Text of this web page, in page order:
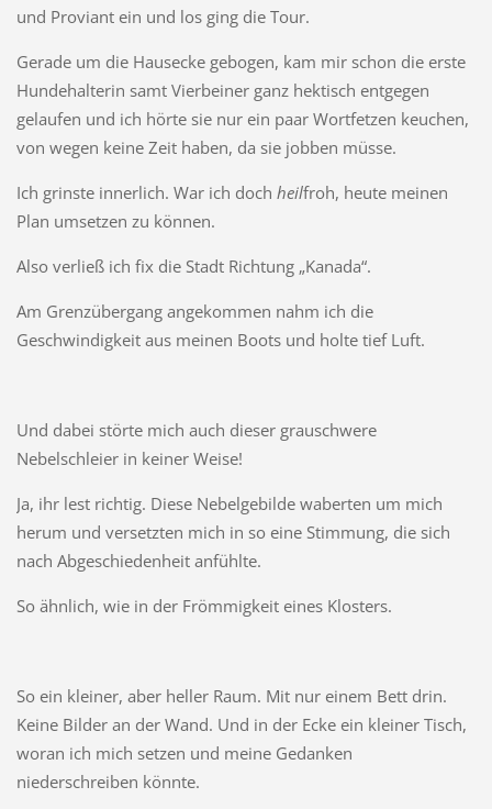
und Proviant ein und los ging die Tour.
Gerade um die Hausecke gebogen, kam mir schon die erste
Hundehalterin samt Vierbeiner ganz hektisch entgegen
gelaufen und ich hörte sie nur ein paar Wortfetzen keuchen,
von wegen keine Zeit haben, da sie jobben müsse.
Ich grinste innerlich. War ich doch heilfroh, heute meinen
Plan umsetzen zu können.
Also verließ ich fix die Stadt Richtung „Kanada“.
Am Grenzübergang angekommen nahm ich die
Geschwindigkeit aus meinen Boots und holte tief Luft.
Und dabei störte mich auch dieser grauschwere
Nebelschleier in keiner Weise!
Ja, ihr lest richtig. Diese Nebelgebilde waberten um mich
herum und versetzten mich in so eine Stimmung, die sich
nach Abgeschiedenheit anfühlte.
So ähnlich, wie in der Frömmigkeit eines Klosters.
So ein kleiner, aber heller Raum. Mit nur einem Bett drin.
Keine Bilder an der Wand. Und in der Ecke ein kleiner Tisch,
woran ich mich setzen und meine Gedanken
niederschreiben könnte.